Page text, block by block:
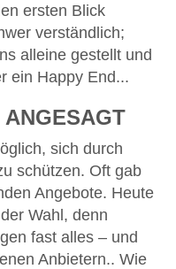
ersten Blick
verständlich;
alleine gestellt und
ein Happy End...
ANGESAGT
sich durch
schützen. Oft gab
Angebote. Heute
Wahl, denn
fast alles – und
Anbietern.. Wie